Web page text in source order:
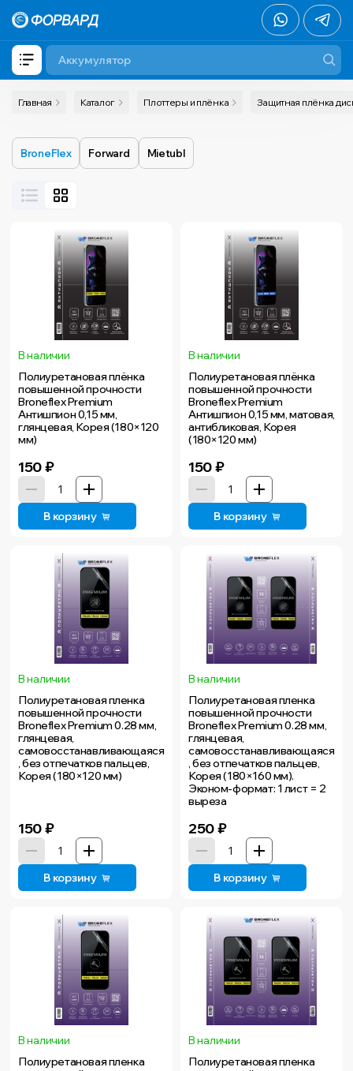
Главная Каталог Плоттеры и плёнка Защитная плёнка
BroneFlex Forward Mietubl
В наличии
Полиуретановая плёнка
повышенной прочности
Broneflex Premium
Антишпион 0,15 мм,
глянцевая, Корея (180×120
мм)
150₽
В корзину
В наличии
Полиуретановая плёнка
повышенной прочности
Broneflex Premium
Антишпион 0,15 мм, матовая,
антибликовая, Корея
(180×120 мм)
150₽
В корзину
В наличии
Полиуретановая пленка
повышенной прочности
Broneflex Premium 0.28 мм,
глянцевая,
самовосстанавливающаяся
, без отпечатков пальцев,
Корея (180×120 мм)
150₽
В корзину
В наличии
Полиуретановая пленка
повышенной прочности
Broneflex Premium 0.28 мм,
глянцевая,
самовосстанавливающаяся
, без отпечатков пальцев,
Корея (180×160 мм).
Эконом-формат: 1 лист = 2
выреза
250₽
В корзину
В наличии
Полиуретановая пленка
В наличии
Полиуретановая пленка